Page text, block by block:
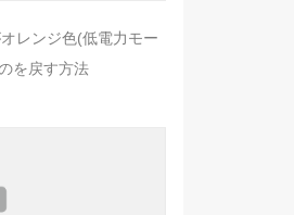
レンジ色(低電力モー
を戻す方法